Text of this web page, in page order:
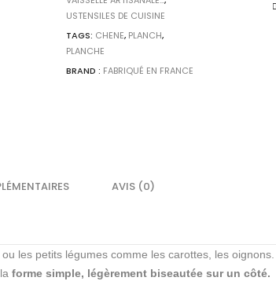
USTENSILES DE CUISINE
TAGS: CHENE, PLANCH,
PLANCHE
BRAND : FABRIQUÉ EN FRANCE
AVIS (0)
les petits légumes comme les carottes, les oignons.
forme simple, légèrement biseautée sur un côté.